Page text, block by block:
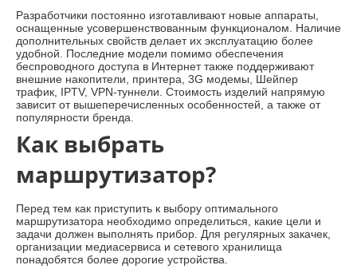
Разработчики постоянно изготавливают новые аппараты,
оснащенные усовершенствованным функционалом. Наличие
дополнительных свойств делает их эксплуатацию более
удобной. Последние модели помимо обеспечения
беспроводного доступа в Интернет также поддерживают
внешние накопители, принтера, 3G модемы, Шейпер
трафик, IPTV, VPN-туннели. Стоимость изделий напрямую
зависит от вышеперечисленных особенностей, а также от
популярности бренда.
Как выбрать
маршрутизатор?
Перед тем как приступить к выбору оптимального
маршрутизатора необходимо определиться, какие цели и
задачи должен выполнять прибор. Для регулярных закачек,
организации медиасервиса и сетевого хранилища
понадобятся более дорогие устройства.